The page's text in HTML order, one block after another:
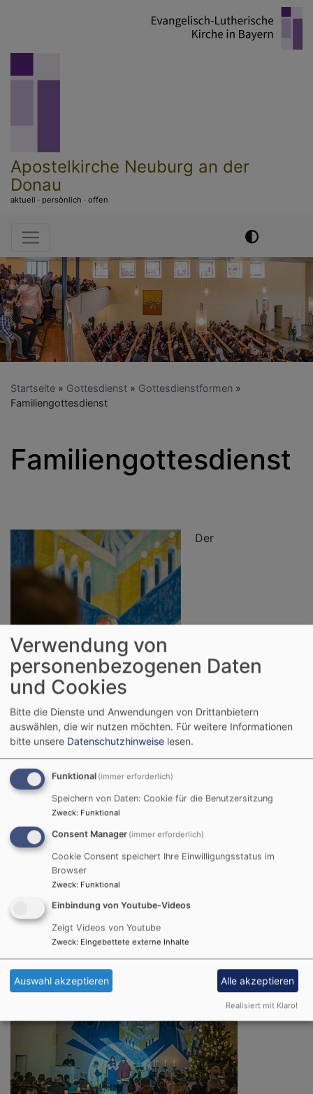
Apostelkirche Neuburg an der
Donau
aktuell · persönlich · offen
Hauptnavigation
Startseite Gottesdienst
Gottesdienstformen
Familiengottesdienst
Familiengottesdienst
Bildrechte beim Autor
Der
Familiengottesdienst richtet sich an die ganze Familie,
also generationenübergreifend an Kinder, Jugendliche,
Eltern und Großeltern. Er enthält Elemente aus dem
klassischen Predigtgottesdienst sowie aus den
Jugend- und Kindergottesdiensten. Zugunsten von
aktiven Beteiligungselementen wird dabei in der Regel
von der Liturgie abgewichen und die Predigt verkürzt.
einen Gospelchor, die Gitarrenbegleitung oder andere
musikalische Alternativen ersetzt oder ergänzt.
Verwendung von
personenbezogenen Daten
und Cookies
Bitte die Dienste und Anwendungen von Drittanbietern
auswählen, die wir nutzen möchten. Für weitere Informationen
bitte unsere Datenschutzhinweise lesen.
Funktional (immer erforderlich)
Speichern von Daten: Cookie für die Benutzersitzung
Zweck: Funktional
Consent Manager (immer erforderlich)
Cookie Consent speichert Ihre Einwilligungsstatus im
Browser
Zweck: Funktional
Einbindung von Youtube-Videos
Zeigt Videos von Youtube
Zweck: Eingebettete externe Inhalte
Auswahl akzeptieren Alle akzeptieren
Realisiert mit Klaro!